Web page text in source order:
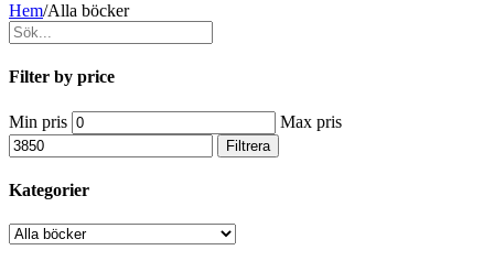
Hem/Alla böcker
Filter by price
Min pris Max pris
Filtrera
Kategorier